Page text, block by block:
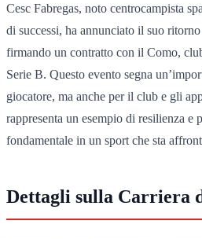
Cesc Fabregas, noto centrocampista
di successi, ha annunciato il suo
firmando un contratto con il Como,
Serie B. Questo evento segna
giocatore, ma anche per il club e gli
rappresenta un esempio di resilienza e
fondamentale in un sport che sta
Dettagli sulla Carriera